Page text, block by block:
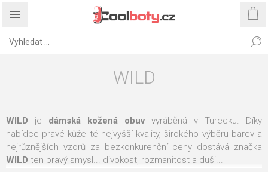
WILD
WILD je dámská kožená obuv vyráběná v Turecku. Díky
nabídce pravé kůže té nejvyšší kvality, širokého výběru barev a
nejrůznějších vzorů za bezkonkurenční ceny dostává značka
WILD ten pravý smysl... divokost, rozmanitost a duši...